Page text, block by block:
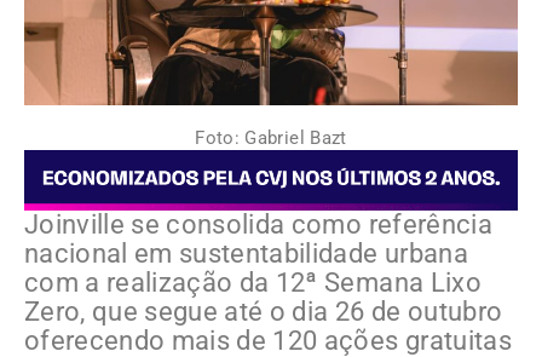
Foto: Gabriel Bazt
Joinville se consolida como referência
nacional em sustentabilidade urbana
com a realização da 12ª Semana Lixo
Zero, que segue até o dia 26 de outubro
oferecendo mais de 120 ações gratuitas